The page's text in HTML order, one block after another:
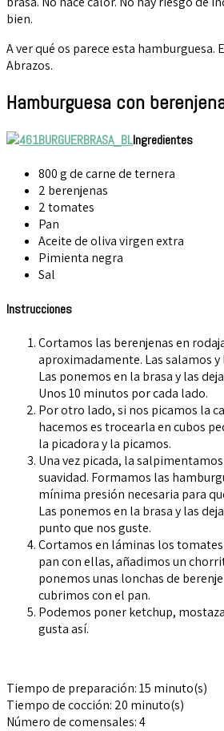
bien.
A ver qué os parece esta hamburguesa.
Abrazos.
Hamburguesa con
Ingredientes
800 g de carne de ternera
2 berenjenas
2 tomates
Pan
Aceite de oliva virgen extra
Pimienta negra
Sal
Instrucciones
Cortamos las berenjenas en
aproximadamente. Las salamos
Las ponemos en la brasa y las
Unos 10 minutos por cada lado.
Por otro lado, si nos picamos la
hacemos es trocearla en cubos
la picadora y la picamos.
Una vez picada, la
suavidad. Formamos las
mínima presión necesaria para
Las ponemos en la brasa y las
punto que nos guste.
Cortamos en láminas los
pan con ellas, añadimos un
ponemos unas lonchas de
cubrimos con el pan.
Podemos poner ketchup,
gusta así.
Tiempo de preparación:15 minuto(s)
Tiempo de cocción: 20 minuto(s)
Número de comensales:4